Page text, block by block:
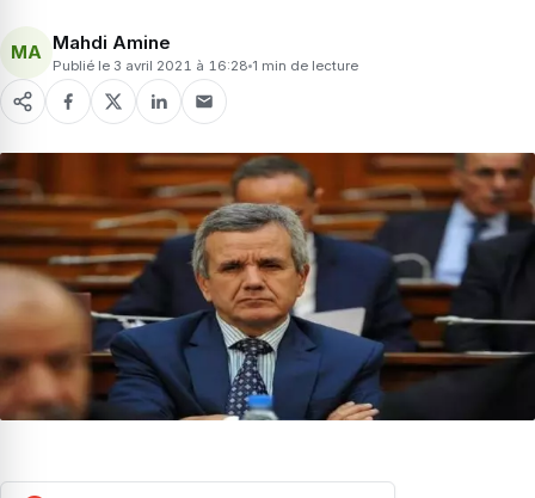
MA Mahdi Amine
Publié le 3 avril 2021 à 16:28 1 min de lecture